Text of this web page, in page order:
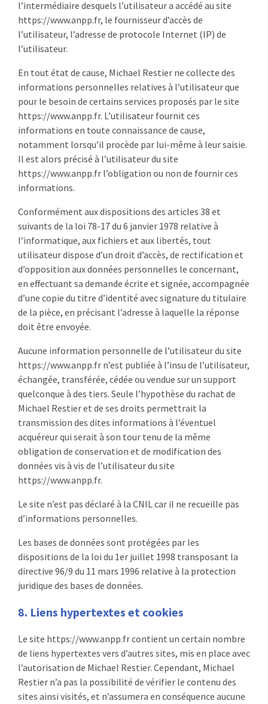
l’intermédiaire desquels l’utilisateur a accédé au site
https://www.anpp.fr, le fournisseur d’accès de
l’utilisateur, l’adresse de protocole Internet (IP) de
l’utilisateur.
En tout état de cause, Michael Restier ne collecte des
informations personnelles relatives à l’utilisateur que
pour le besoin de certains services proposés par le site
https://www.anpp.fr. L’utilisateur fournit ces
informations en toute connaissance de cause,
notamment lorsqu’il procède par lui-même à leur saisie.
Il est alors précisé à l’utilisateur du site
https://www.anpp.fr l’obligation ou non de fournir ces
informations.
Conformément aux dispositions des articles 38 et
suivants de la loi 78-17 du 6 janvier 1978 relative à
l’informatique, aux fichiers et aux libertés, tout
utilisateur dispose d’un droit d’accès, de rectification et
d’opposition aux données personnelles le concernant,
en effectuant sa demande écrite et signée, accompagnée
d’une copie du titre d’identité avec signature du titulaire
de la pièce, en précisant l’adresse à laquelle la réponse
doit être envoyée.
Aucune information personnelle de l’utilisateur du site
https://www.anpp.fr n’est publiée à l’insu de l’utilisateur,
échangée, transférée, cédée ou vendue sur un support
quelconque à des tiers. Seule l’hypothèse du rachat de
Michael Restier et de ses droits permettrait la
transmission des dites informations à l’éventuel
acquéreur qui serait à son tour tenu de la même
obligation de conservation et de modification des
données vis à vis de l’utilisateur du site
https://www.anpp.fr.
Le site n’est pas déclaré à la CNIL car il ne recueille pas
d’informations personnelles.
Les bases de données sont protégées par les
dispositions de la loi du 1er juillet 1998 transposant la
directive 96/9 du 11 mars 1996 relative à la protection
juridique des bases de données.
8. Liens hypertextes et cookies
Le site https://www.anpp.fr contient un certain nombre
de liens hypertextes vers d’autres sites, mis en place avec
l’autorisation de Michael Restier. Cependant, Michael
Restier n’a pas la possibilité de vérifier le contenu des
sites ainsi visités, et n’assumera en conséquence aucune